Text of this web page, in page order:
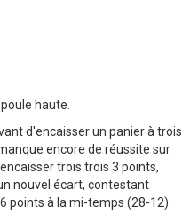
haute.
d'encaisser un panier à trois
encore de réussite sur
trois trois 3 points,
nouvel écart, contestant
points à la mi-temps (28-12).